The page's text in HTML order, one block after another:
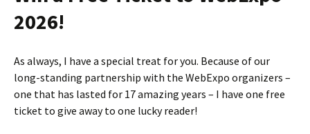
2026!
As always, I have a special treat for you. Because of our
long-standing partnership with the WebExpo organizers –
one that has lasted for 17 amazing years – I have one free
ticket to give away to one lucky reader!